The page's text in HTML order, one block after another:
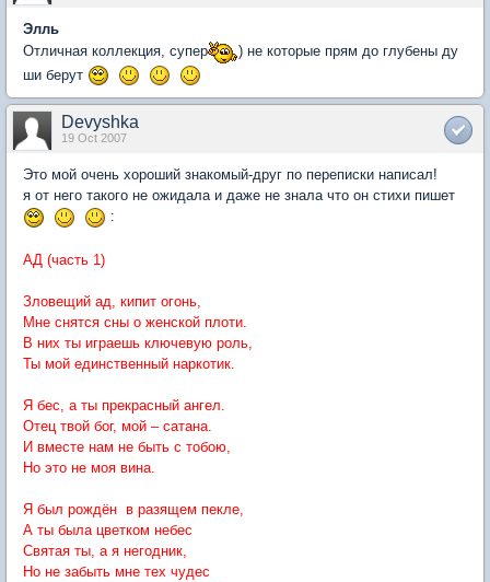
Элль
Отличная коллекция, супер
) не которые прям до глубены ду
ши берут
Devyshka
19 Oct 2007
Это мой очень хороший знакомый-друг по переписки написал!
я от него такого не ожидала и даже не знала что он стихи пишет
:
АД (часть 1)
Зловещий ад, кипит огонь,
Мне снятся сны о женской плоти.
В них ты играешь ключевую роль,
Ты мой единственный наркотик.
Я бес, а ты прекрасный ангел.
Отец твой бог, мой – сатана.
И вместе нам не быть с тобою,
Но это не моя вина.
Я был рождён в разящем пекле,
А ты была цветком небес
Святая ты, а я негодник,
Но не забыть мне тех чудес